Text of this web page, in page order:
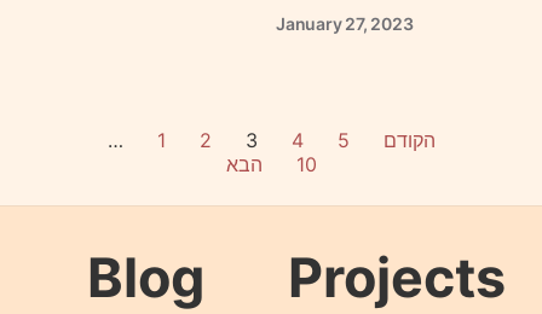
January27, 2023
הקודם 1 2 3 4 5
…
10
הבא
Blog Projects